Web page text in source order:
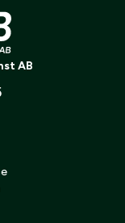
enligt
AB